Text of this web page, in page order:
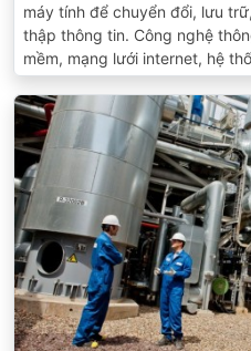
máy tính để chuyển đổi, lưu
thập thông tin. Công nghệ
mềm, mạng lưới internet, hệ